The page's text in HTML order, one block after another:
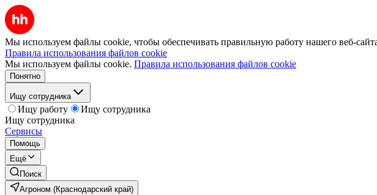
Мы используем файлы cookie, чтобы обеспечивать правильную работу нашего веб-
Правила использования файлов cookie
Мы используем файлы cookie. Правила использования файлов cookie
Понятно
Ищу сотрудника
Ищу работу
Ищу сотрудника
Ищу сотрудника
Сервисы
Помощь
Ещё
Поиск
Агроном (Краснодарский край)